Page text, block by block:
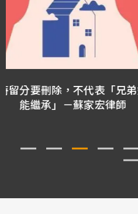
大S孝親房恐不保？開箱
我想保護媽媽的及時